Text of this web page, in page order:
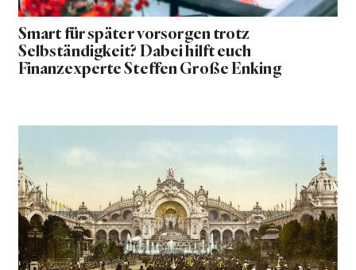
Smart für später vorsorgen trotz
Selbständigkeit? Dabei hilft euch
Finanzexperte Steffen Große Enking